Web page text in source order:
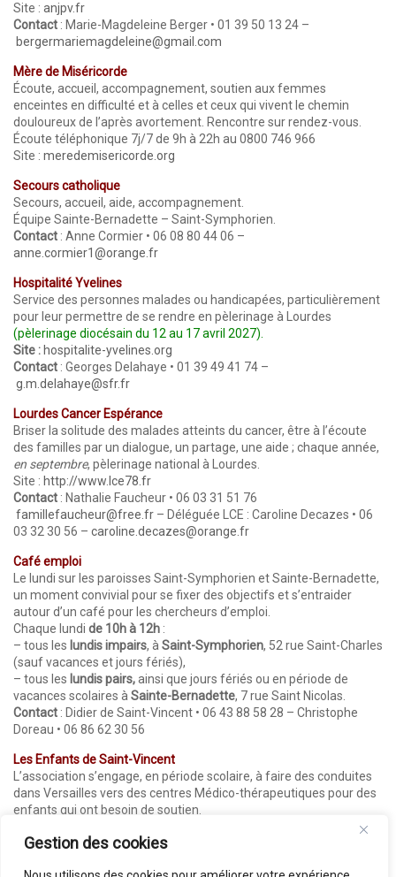
Gestion des cookies
Site : anjpv.fr
Contact : Marie-Magdeleine Berger • 01 39 50 13 24 –
bergermariemagdeleine@gmail.com
Mère de Miséricorde
Écoute, accueil, accompagnement, soutien aux femmes
enceintes en difficulté et à celles et ceux qui vivent le chemin
douloureux de l’après avortement. Rencontre sur rendez-vous.
Écoute téléphonique 7j/7 de 9h à 22h au 0800 746 966
Site : meredemisericorde.org
Secours catholique
Secours, accueil, aide, accompagnement.
Équipe Sainte-Bernadette – Saint-Symphorien.
Contact : Anne Cormier • 06 08 80 44 06 –
anne.cormier1@orange.fr
Hospitalité Yvelines
Service des personnes malades ou handicapées, particulièrement
pour leur permettre de se rendre en pèlerinage à Lourdes
(pèlerinage diocésain du 12 au 17 avril 2027).
Site : hospitalite-yvelines.org
Contact : Georges Delahaye • 01 39 49 41 74 –
g.m.delahaye@sfr.fr
Lourdes Cancer Espérance
Briser la solitude des malades atteints du cancer, être à l’écoute
des familles par un dialogue, un partage, une aide ; chaque année,
en septembre, pèlerinage national à Lourdes.
Site : http://www.lce78.fr
Contact : Nathalie Faucheur • 06 03 31 51 76
famillefaucheur@free.fr – Déléguée LCE : Caroline Decazes • 06
03 32 30 56 – caroline.decazes@orange.fr
Café emploi
Le lundi sur les paroisses Saint-Symphorien et Sainte-Bernadette,
un moment convivial pour se fixer des objectifs et s’entraider
autour d’un café pour les chercheurs d’emploi.
Chaque lundi de 10h à 12h :
– tous les lundis impairs, à Saint-Symphorien, 52 rue Saint-Charles
(sauf vacances et jours fériés),
– tous les lundis pairs,ainsi que jours fériés ou en période de
vacances scolaires à Sainte-Bernadette, 7 rue Saint Nicolas.
Contact : Didier de Saint-Vincent • 06 43 88 58 28 – Christophe
Doreau • 06 86 62 30 56
Les Enfants de Saint-Vincent
L’association s’engage, en période scolaire, à faire des conduites
dans Versailles vers des centres Médico-thérapeutiques pour des
enfants qui ont besoin de soutien.